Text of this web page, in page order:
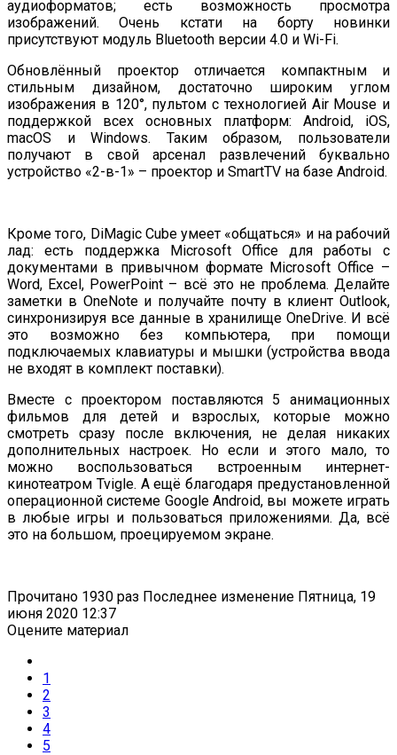
аудиоформатов; есть возможность просмотра
изображений. Очень кстати на борту новинки
присутствуют модуль Bluetooth версии 4.0 и Wi-Fi.
Обновлённый проектор отличается компактным и
стильным дизайном, достаточно широким углом
изображения в 120°, пультом с технологией Air Mouse и
поддержкой всех основных платформ: Android, iOS,
macOS и Windows. Таким образом, пользователи
получают в свой арсенал развлечений буквально
устройство «2-в-1» – проектор и SmartTV на базе Android.
Кроме того, DiMagic Cube умеет «общаться» и на рабочий
лад: есть поддержка Microsoft Office для работы с
документами в привычном формате Microsoft Office –
Word, Excel, PowerPoint – всё это не проблема. Делайте
заметки в OneNote и получайте почту в клиент Outlook,
синхронизируя все данные в хранилище OneDrive. И всё
это возможно без компьютера, при помощи
подключаемых клавиатуры и мышки (устройства ввода
не входят в комплект поставки).
Вместе с проектором поставляются 5 анимационных
фильмов для детей и взрослых, которые можно
смотреть сразу после включения, не делая никаких
дополнительных настроек. Но если и этого мало, то
можно воспользоваться встроенным интернет-
кинотеатром Tvigle. А ещё благодаря предустановленной
операционной системе Google Android, вы можете играть
в любые игры и пользоваться приложениями. Да, всё
это на большом, проецируемом экране.
Прочитано 1930 раз Последнее изменение Пятница, 19
июня 2020 12:37
Оцените материал
1
2
3
4
5